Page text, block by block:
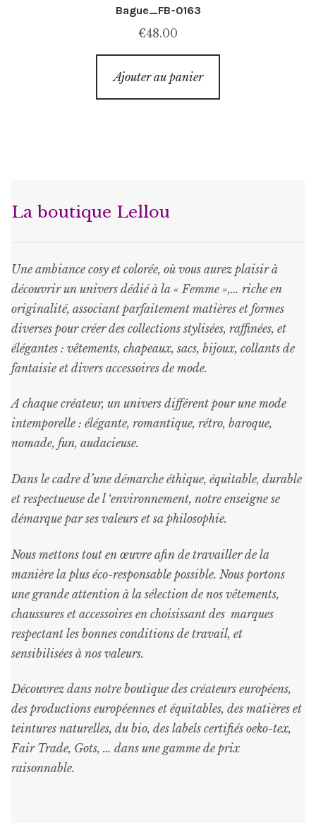
Bague_FB-0163
€48.00
Ajouter au panier
La boutique Lellou
Une ambiance cosy et colorée, où vous aurez plaisir à
découvrir un univers dédié à la « Femme »,… riche en
originalité, associant parfaitement matières et formes
diverses pour créer des collections stylisées, raffinées, et
élégantes : vêtements, chapeaux, sacs, bijoux, collants de
fantaisie et divers accessoires de mode.
A chaque créateur, un univers différent pour une mode
intemporelle : élégante, romantique, rétro, baroque,
nomade, fun, audacieuse.
Dans le cadre d’une démarche éthique, équitable, durable
et respectueuse de l ‘environnement, notre enseigne se
démarque par ses valeurs et sa philosophie.
Nous mettons tout en œuvre afin de travailler de la
manière la plus éco-responsable possible. Nous portons
une grande attention à la sélection de nos vêtements,
chaussures et accessoires en choisissant des marques
respectant les bonnes conditions de travail, et
sensibilisées à nos valeurs.
Découvrez dans notre boutique des créateurs européens,
des productions européennes et équitables, des matières et
teintures naturelles, du bio, des labels certifiés oeko-tex,
Fair Trade, Gots, … dans une gamme de prix
raisonnable.